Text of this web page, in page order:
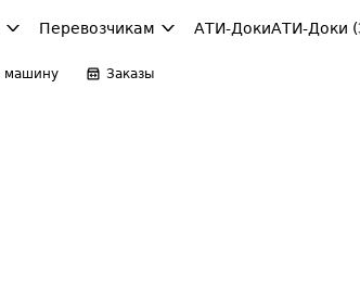
Перевозчикам АТИ-ДокиАТИ-Доки
машину Заказы